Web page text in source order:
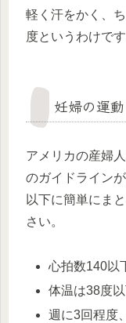
軽く汗をかく、
度というわけです
妊婦の運
アメリカの産婦
のガイドラインが
以下に簡単にま
さい。
心拍数140以
体温は38度
週に3回程度